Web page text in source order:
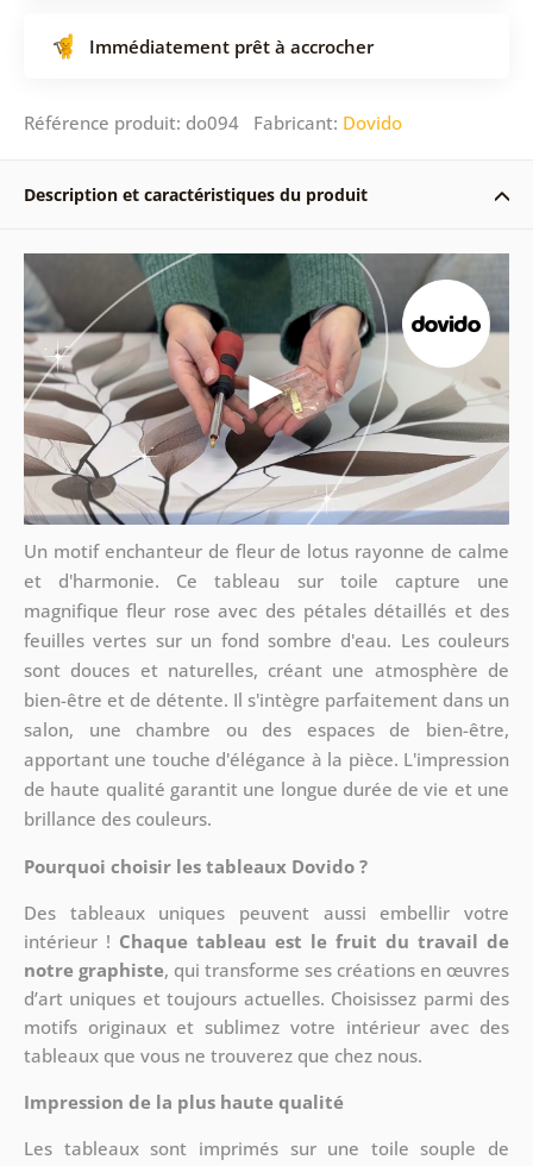
Immédiatement prêt à accrocher
Référence produit: do094 Fabricant: Dovido
Description et caractéristiques du produit
Un motif enchanteur de fleur de lotus rayonne de calme
et d'harmonie. Ce tableau sur toile capture une
magnifique fleur rose avec des pétales détaillés et des
feuilles vertes sur un fond sombre d'eau. Les couleurs
sont douces et naturelles, créant une atmosphère de
bien-être et de détente. Il s'intègre parfaitement dans un
salon, une chambre ou des espaces de bien-être,
apportant une touche d'élégance à la pièce. L'impression
de haute qualité garantit une longue durée de vie et une
brillance des couleurs.
Pourquoi choisir les tableaux Dovido ?
Des tableaux uniques peuvent aussi embellir votre
intérieur ! Chaque tableau est le fruit du travail de
notre graphiste, qui transforme ses créations en œuvres
d’art uniques et toujours actuelles. Choisissez parmi des
motifs originaux et sublimez votre intérieur avec des
tableaux que vous ne trouverez que chez nous.
Impression de la plus haute qualité
Les tableaux sont imprimés sur une toile souple de